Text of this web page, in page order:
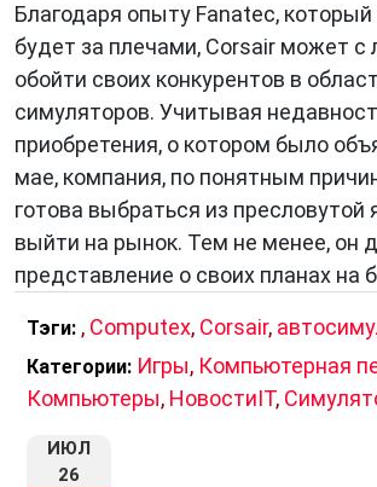
Благодаря опыту Fanatec, который
будет за плечами, Corsair может с
обойти своих конкурентов в
симуляторов. Учитывая
приобретения, о котором было
мае, компания, по понятным
готова выбраться из пресловутой
выйти на рынок. Тем не менее, он
представление о своих планах на
Тэги: , Computex, Corsair,
Категории: Игры, Компьютерная
Компьютеры, НовостиIT,
ИЮЛ
26